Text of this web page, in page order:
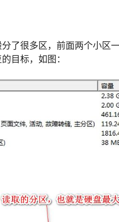
了很多区，前面两个小区
目标，如图：